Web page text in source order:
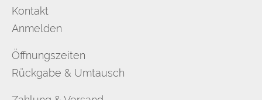
Kontakt
Anmelden
Öffnungszeiten
Rückgabe & Umtausch